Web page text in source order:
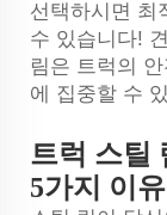
선택하시면 최
수 있습니다!
림은 트럭의
에 집중할 수
트럭 스틸
5가지 이유